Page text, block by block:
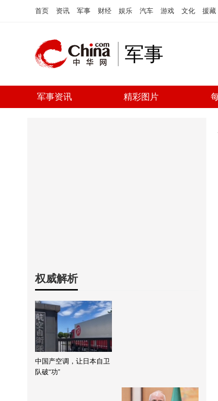
首页 资讯 军事 财经 娱乐 汽车 游戏 文化 援藏
军事
军事资讯 精彩图片
权威解析
中国产空调，让日本自卫
队破“功”